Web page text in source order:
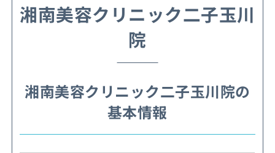
湘南美容クリニック二子玉川
院
湘南美容クリニック二子玉川院の
基本情報